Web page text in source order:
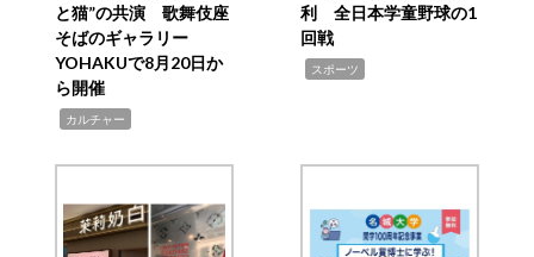
と猫”の共演 歌舞伎座
そばのギャラリー
YOHAKUで8月20日か
ら開催
カルチャー
利 全日本学童野球の1
回戦
スポーツ